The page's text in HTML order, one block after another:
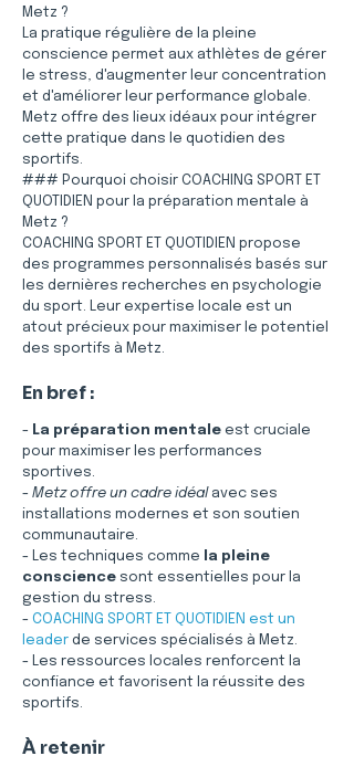
Metz ?
La pratique régulière de la pleine
conscience permet aux athlètes de gérer
le stress, d'augmenter leur concentration
et d'améliorer leur performance globale.
Metz offre des lieux idéaux pour intégrer
cette pratique dans le quotidien des
sportifs.
### Pourquoi choisir COACHING SPORT ET
QUOTIDIEN pour la préparation mentale à
Metz ?
COACHING SPORT ET QUOTIDIEN propose
des programmes personnalisés basés sur
les dernières recherches en psychologie
du sport. Leur expertise locale est un
atout précieux pour maximiser le potentiel
des sportifs à Metz.
En bref :
- La préparation mentale est cruciale
pour maximiser les performances
sportives.
- Metz offre un cadre idéal avec ses
installations modernes et son soutien
communautaire.
- Les techniques comme
la pleine
conscience sont essentielles pour la
gestion du stress.
- COACHING SPORT ET QUOTIDIEN est un
leader de services spécialisés à Metz.
- Les ressources locales renforcent la
confiance et favorisent la réussite des
sportifs.
À retenir